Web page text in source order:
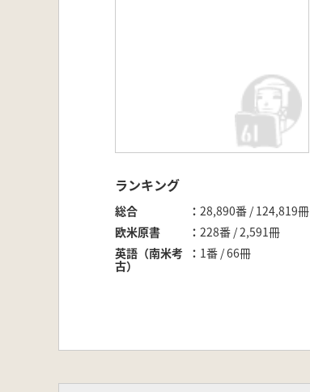
ランキング
総合
28,890番 / 124,819冊
欧米原書
228番 / 2,591冊
英語（南米考
古）
1番 / 66冊